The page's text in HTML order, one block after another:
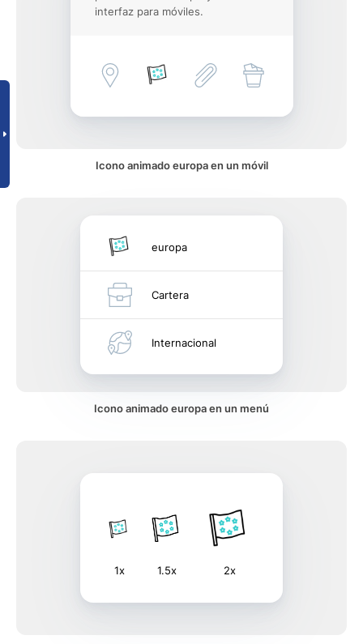
interfaz para móviles.
Icono animado europa en un móvil
europa
Cartera
Internacional
Icono animado europa en un menú
1x 1.5x 2x